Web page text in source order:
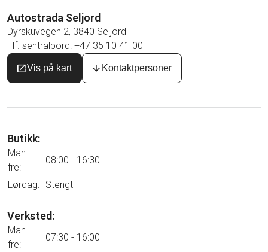
Autostrada Seljord
Dyrskuvegen 2, 3840 Seljord
Tlf. sentralbord: +47 35 10 41 00
open_in_newVis på kart arrow_downward Kontaktpersoner
Butikk:
Man -
fre:
08:00 - 16:30
Lørdag: Stengt
Verksted:
Man -
fre:
07:30 - 16:00